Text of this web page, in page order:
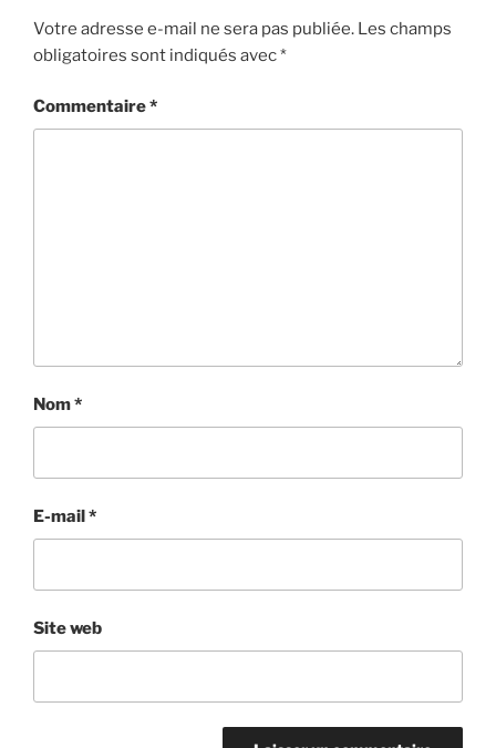
Votre adresse e-mail ne sera pas publiée. Les champs
obligatoires sont indiqués avec*
Commentaire*
Nom*
E-mail*
Site web